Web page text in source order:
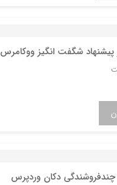
پیشنهاد شگفت انگیز ووکامرس